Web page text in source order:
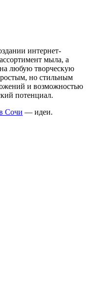
интернет-
мыла, а
любую творческую
но стильным
и возможностью
потенциал.
Сочи — идеи.